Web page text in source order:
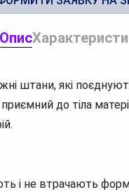
Опис
штани, які
до тіла
і не втрачають